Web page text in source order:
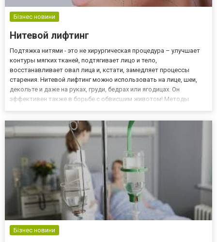
Бізнес новини
Нитевой лифтинг
Подтяжка нитями - это не хирургическая процедура – улучшает
контуры мягких тканей, подтягивает лицо и тело,
восстанавливает овал лица и, кстати, замедляет процессы
старения. Нитевой лифтинг можно использовать на лице, шеи,
декольте и даже на руках, груди, бедрах или ягодицах. Он
эффективен также в борьбе с обвисшим животом! Методы
ссылке http://ww...
Бізнес новини